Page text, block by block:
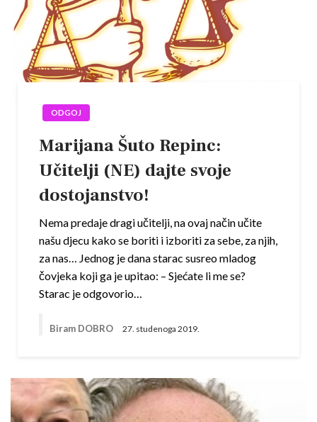
ODGOJ
Marijana Šuto Repinc‎:
Učitelji (NE) dajte svoje
dostojanstvo!
Nema predaje dragi učitelji, na ovaj način učite
našu djecu kako se boriti i izboriti za sebe, za njih,
za nas… Jednog je dana starac susreo mladog
čovjeka koji ga je upitao: – Sjećate li me se?
Starac je odgovorio…
Biram DOBRO 27. studenoga 2019.